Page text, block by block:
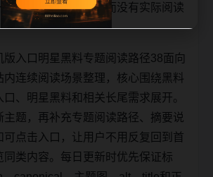
致，避免只替换词语而没有实际阅读
版入口明星黑料专题阅读路径38面向
内连续阅读场景整理，核心围绕黑料
、明星黑料和相关长尾需求展开。
主题，再补充专题阅读路径、摘要说
可点击入口，让用户不用反复回到首
同类内容。每日更新时优先保证标